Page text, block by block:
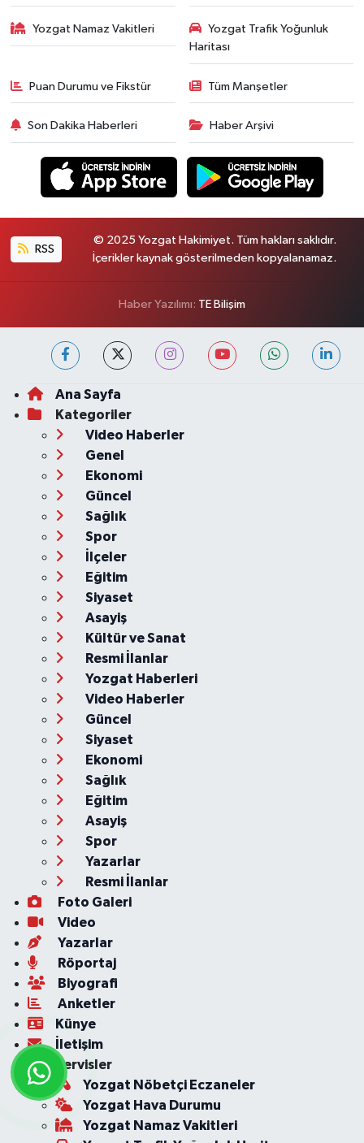
Yozgat Namaz Vakitleri
Yozgat Trafik Yoğunluk
Haritası
Puan Durumu ve Fikstür Tüm Manşetler
Son Dakika Haberleri Haber Arşivi
RSS
© 2025 Yozgat Hakimiyet. Tüm hakları saklıdır.
İçerikler kaynak gösterilmeden kopyalanamaz.
Haber Yazılımı: TE Bilişim
Ana Sayfa
Kategoriler
Video Haberler
Genel
Ekonomi
Güncel
Sağlık
Spor
İlçeler
Eğitim
Siyaset
Asayiş
Kültür ve Sanat
Resmi İlanlar
Yozgat Haberleri
Video Haberler
Güncel
Siyaset
Ekonomi
Sağlık
Eğitim
Asayiş
Spor
Yazarlar
Resmi İlanlar
Foto Galeri
Video
Yazarlar
Röportaj
Biyografi
Anketler
Künye
İletişim
Servisler
Yozgat Nöbetçi Eczaneler
Yozgat Hava Durumu
Yozgat Namaz Vakitleri